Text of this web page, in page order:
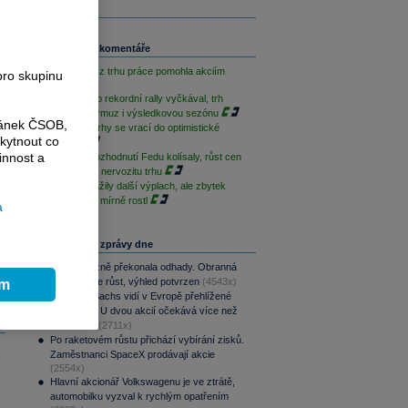
Související komentáře
Slabá data z trhu práce pomohla akciím
S&P 500 po rekordní rally vyčkával, trh
sleduje Hormuz i výsledkovou sezónu
Americké trhy se vrací do optimistické
nálady
Akcie po rozhodnutí Fedu kolísaly, růst cen
ropy zvýšil nervozitu trhu
AI akcie zažily další výplach, ale zbytek
Wall Street mírně rostl
Nejčtenější zprávy dne
CSG výrazně překonala odhady. Obranná
divize táhne růst, výhled potvrzen (4543x)
Goldman Sachs vidí v Evropě přehlížené
příležitosti. U dvou akcií očekává více než
(2711x)
Po raketovém růstu přichází vybírání zisků.
Zaměstnanci SpaceX prodávají akcie
(2554x)
Hlavní akcionář Volkswagenu je ve ztrátě,
automobilku vyzval k rychlým opatřením
skupinu
ČSOB,
co
a